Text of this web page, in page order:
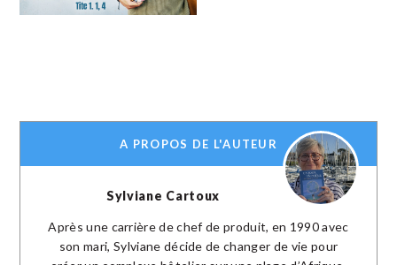
A PROPOS DE L'AUTEUR
Sylviane Cartoux
Après une carrière de chef de produit, en 1990 avec
son mari, Sylviane décide de changer de vie pour